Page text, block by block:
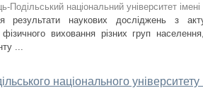
Подільський національний університет імені
результати наукових досліджень з
виховання різних груп населення,
...
національного університету